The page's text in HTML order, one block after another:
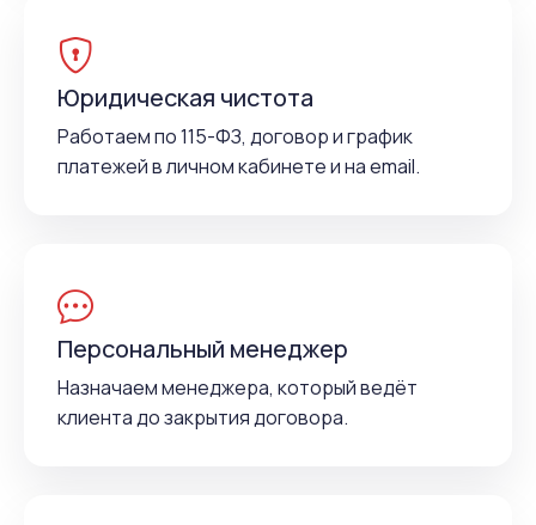
Юридическая чистота
Работаем по 115-ФЗ, договор и график
платежей в личном кабинете и на email.
Персональный менеджер
Назначаем менеджера, который ведёт
клиента до закрытия договора.